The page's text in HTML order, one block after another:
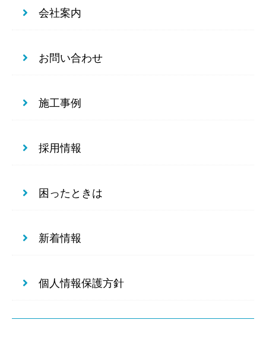
会社案内
お問い合わせ
施工事例
採用情報
困ったときは
新着情報
個人情報保護方針